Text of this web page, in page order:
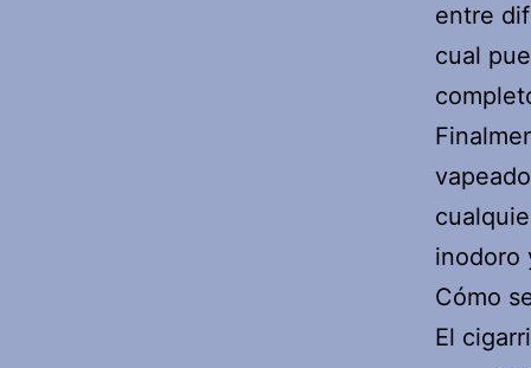
entre
cual
inodoro
Cómo
El